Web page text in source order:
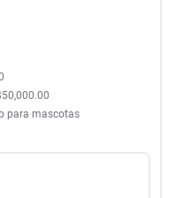
para mascotas